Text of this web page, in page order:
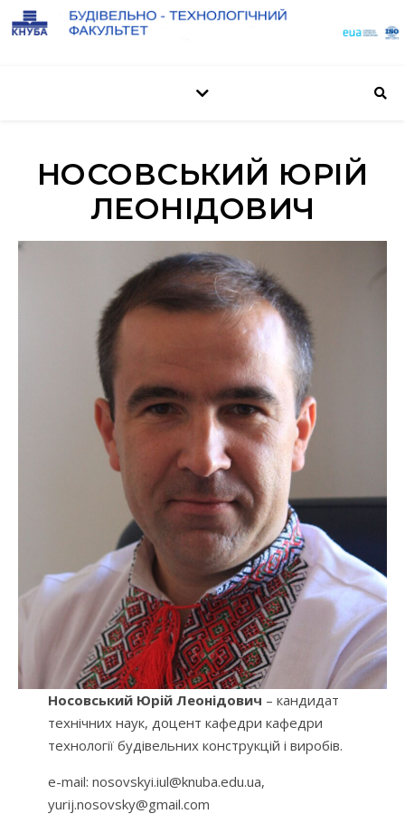
НОСОВСЬКИЙ ЮРІЙ
ЛЕОНІДОВИЧ
Носовський Юрій Леонідович – кандидат
технічних наук, доцент кафедри кафедри
технології будівельних конструкцій і виробів.
e-mail: nosovskyi.iul@knuba.edu.ua,
yurij.nosovsky@gmail.com